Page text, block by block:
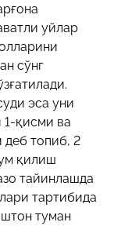
уйлар
сўнг
эса уни
1-қисми ва
деб топиб, 2
қилиш
тайинлашда
тартибида
туман